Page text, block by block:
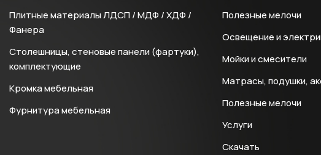
Плитные материалы ЛДСП / МДФ / ХДФ /
Фанера
Столешницы, стеновые панели (фартуки),
комплектующие
Кромка мебельная
Фурнитура мебельная
Полезные мелочи
Освещение и
Мойки и смесители
Матрасы, подушки,
Полезные мелочи
Услуги
Скачать